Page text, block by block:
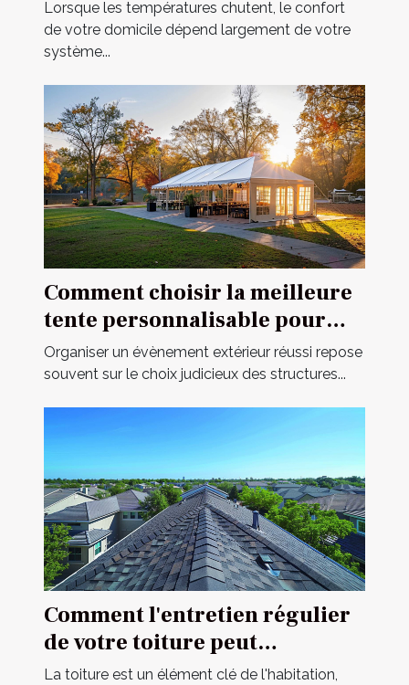
Lorsque les températures chutent, le confort
de votre domicile dépend largement de votre
système...
Comment choisir la meilleure
tente personnalisable pour
votre événement
Organiser un évènement extérieur réussi repose
souvent sur le choix judicieux des structures...
Comment l'entretien régulier
de votre toiture peut
prolonger sa durée de vie
La toiture est un élément clé de l'habitation,